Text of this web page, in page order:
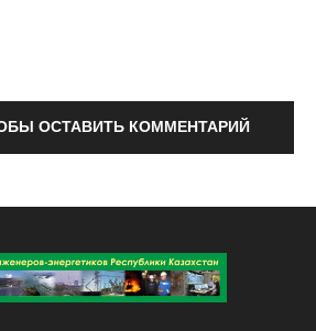
ОСТАВИТЬ КОММЕНТАРИЙ